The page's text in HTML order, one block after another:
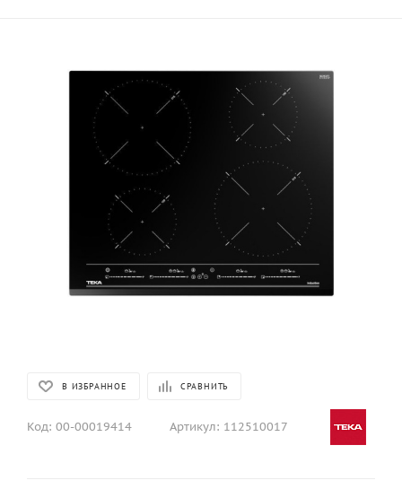
В ИЗБРАННОЕ СРАВНИТЬ
Код: 00-00019414 Артикул: 112510017